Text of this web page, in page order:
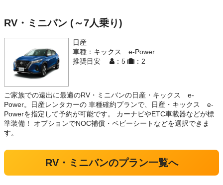
RV・ミニバン (～7人乗り)
日産
車種：キックス e-Power
推奨目安
：5 ：2
ご家族での遠出に最適のRV・ミニバンの日産・キックス e-
Power。日産レンタカーの 車種確約プランで、日産・キックス e-
Powerを指定して予約が可能です。 カーナビやETC車載器などが標
準装備！ オプションでNOC補償・ベビーシートなどを選択できま
す。
RV・ミニバンのプラン一覧へ